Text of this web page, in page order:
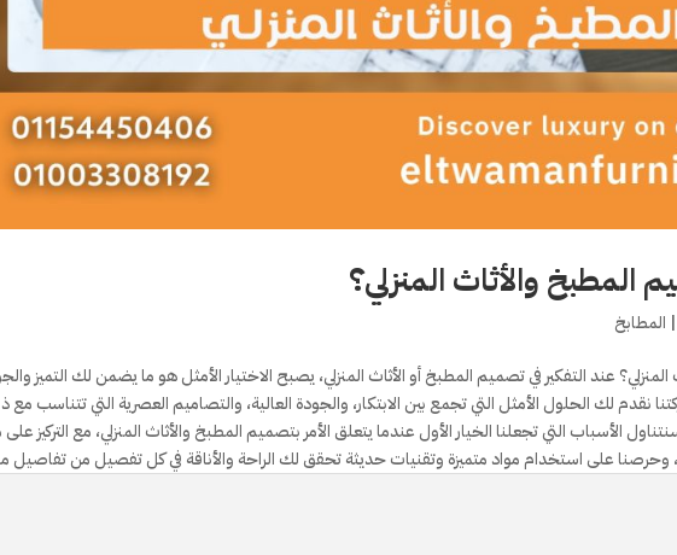
المطبخ والأثاث المنزلي؟
| المطابخ
عند التفكير في تصميم المطبخ أو الأثاث المنزلي، يصبح الاختيار الأمثل هو ما يضمن لك التميز
نقدم لك الحلول الأمثل التي تجمع بين الابتكار، والجودة العالية، والتصاميم العصرية التي تتناسب
الأسباب التي تجعلنا الخيار الأول عندما يتعلق الأمر بتصميم المطبخ والأثاث المنزلي، مع التركيز
وحرصنا على استخدام مواد متميزة وتقنيات حديثة تحقق لك الراحة والأناقة في كل تفصيل من تفاصيل